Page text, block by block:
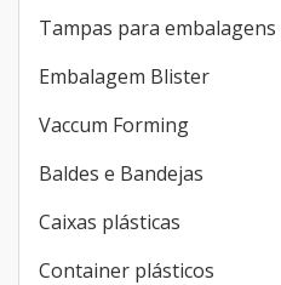
Tampas para embalagens
Embalagem Blister
Vaccum Forming
Baldes e Bandejas
Caixas plásticas
Container plásticos